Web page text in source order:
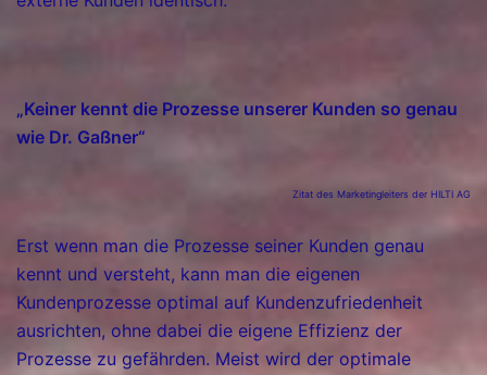
„Keiner kennt die Prozesse unserer Kunden so genau
wie Dr. Gaßner“
Zitat des Marketingleiters der HILTI AG
Erst wenn man die Prozesse seiner Kunden genau
kennt und versteht, kann man die eigenen
Kundenprozesse optimal auf Kundenzufriedenheit
ausrichten, ohne dabei die eigene Effizienz der
Prozesse zu gefährden. Meist wird der optimale